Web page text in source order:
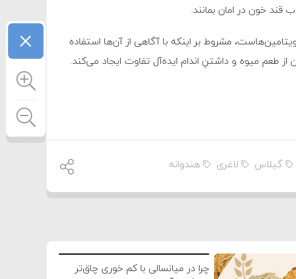
قند خون در امان بمانند.
مشروط بر اینکه با آگاهی از آن‌ها استفاده
طعم میوه و داشتنِ اندام ایده‌آل تفاوت ایجاد می‌کند.
گیلاس لاغری هندوانه
چرا در میانسالی با کم خوری چاق‌تر
×